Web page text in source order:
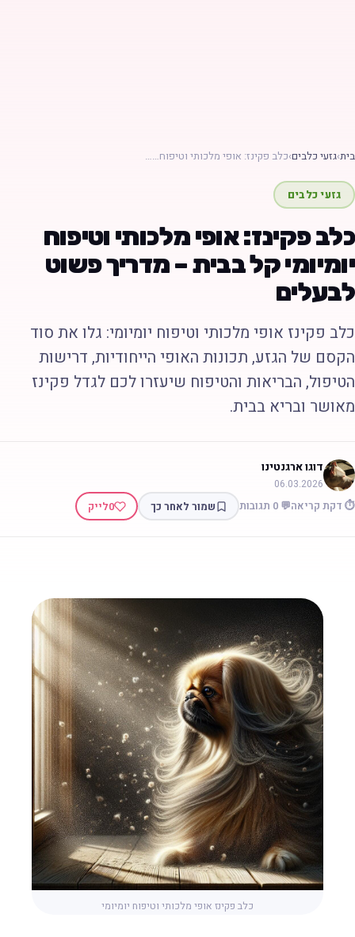
›גזעי כלבים›כלב פקינז: אופי מלכותי וטיפוח……
גזעי כלבים
פקינז: אופי מלכותי וטיפוח
קל בבית – מדריך פשוט
פקינז אופי מלכותי וטיפוח יומיומי: גלו את סוד
של הגזע, תכונות האופי הייחודיות, דרישות
הבריאות והטיפוח שיעזרו לכם לגדל פקינז
ובריא בבית.
דוגו ארגנטינו
06.03.2026
דקת קריאה💬 0 תגובות שמור לאחר כך 0לייק
כלב פקינז אופי מלכותי וטיפוח יומיומי